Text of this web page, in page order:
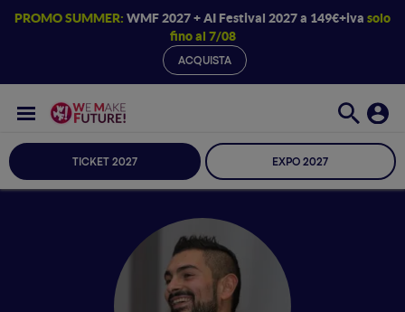
PROMO SUMMER: WMF 2027 + AI Festival 2027 a 149€+iva solo
fino al 7/08
ACQUISTA
TICKET 2027 EXPO 2027